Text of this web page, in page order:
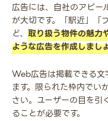
広告には、自社のアピー
が大切です。「駅近」「
ど、 取り扱う物件の魅力
ような広告を作成しまし
Web広告は掲載できる文
ます。限られた枠内でい
さい。ユーザーの目を引
ることが必要です。